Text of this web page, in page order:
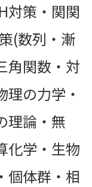
対策・関関
(数列・漸
角関数・対
の力学・
理論・無
化学・生物
個体群・相